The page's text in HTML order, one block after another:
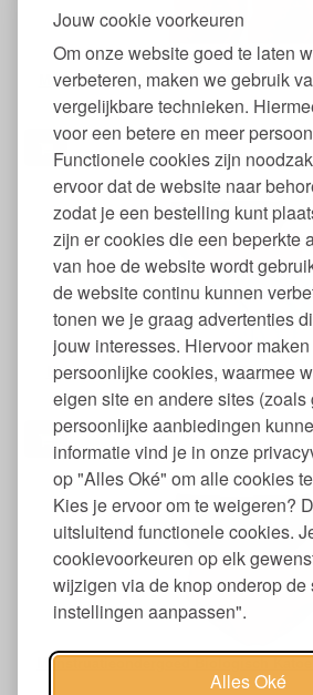
Jouw cookie voorkeuren
Om onze website goed te laten
verbeteren, maken we gebruik
vergelijkbare technieken.
voor een betere en meer
Functionele cookies zijn
ervoor dat de website naar
zodat je een bestelling kunt
zijn er cookies die een beperkte
van hoe de website wordt
de website continu kunnen
tonen we je graag advertenties
jouw interesses. Hiervoor
persoonlijke cookies, waarmee
eigen site en andere sites (zoals
persoonlijke aanbiedingen
informatie vind je in onze
op "Alles Oké" om alle cookies
Kies je ervoor om te weigeren?
uitsluitend functionele cookies.
cookievoorkeuren op elk
wijzigen via de knop onderop de
instellingen aanpassen".
Alles Oké
Menstruatieondergoed van Biologisch
Menstruatieondergoed voor Tieners
Menstruatieondergoed Biologisch